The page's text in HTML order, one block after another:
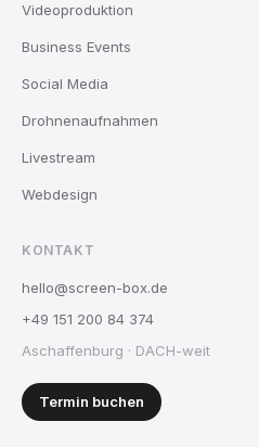
Videoproduktion
Business Events
Social Media
Drohnenaufnahmen
Livestream
Webdesign
KONTAKT
hello@screen-box.de
+49 151 200 84 374
Aschaffenburg · DACH-weit
Termin buchen